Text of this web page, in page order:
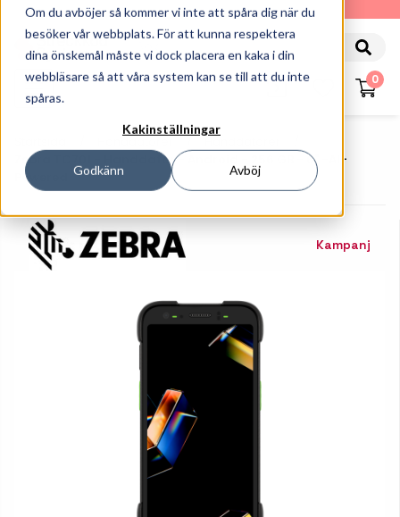
Om du avböjer så kommer vi inte att spåra dig när du
besöker vår webbplats. För att kunna respektera
dina önskemål måste vi dock placera en kaka i din
webbläsare så att våra system kan se till att du inte
spåras.
Kakinställningar
Godkänn Avböj
010-162 61 90
0
Handdatorer
Handdatorer
Zebra TC701 - Handdator - Android - 256 GB - 6" -AI-
Powered
Kampanj